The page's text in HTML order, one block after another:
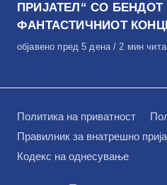
ПРИЈАТЕЛ“ СО БЕНДОТ
ФАНТАСТИЧНИОТ
Објавено
објавено пред 5 дена 2 мин
Политика на приватност
Правилник за внатрешно
Кодекс на однесување